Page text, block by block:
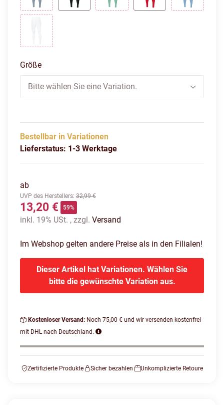
Navy
Größe
Bitte wählen Sie eine Variation.
Bestellbar in Variationen
Lieferstatus: 1-3 Werktage
ab
UVP des Herstellers: 32,99 €
13,20 € 59%
inkl. 19% USt. , zzgl. Versand
Im Webshop gelten andere Preise als in den Filialen!
Dieser Artikel hat Variationen. Wählen Sie
bitte die gewünschte Variation aus.
Kostenloser Versand: Noch 75,00 € und wir versenden kostenfrei
mit DHL nach Deutschland.
Zertifizierte Produkte Sicher bezahlen Unkomplizierte Retoure